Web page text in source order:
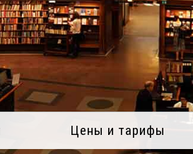
Цены и тарифы